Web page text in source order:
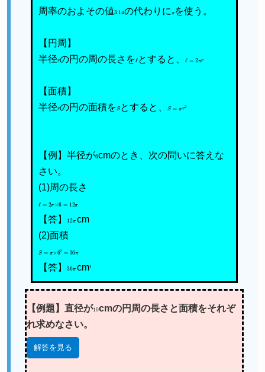
周率のおよその値3.14の代わりに を使う。
【円周】
半径 の円の周の長さをℓ とすると、ℓ= π
【面積】
半径 の円の面積をSとすると、S 2
【例】半径が6cmのとき、次の問いに答えな
さい。
(1)周の長さ
ℓ= π = π
【答】 12 πcm
(2)面積
S 2= 36π
【答】 36 πcm2
【例題】直径が10cmの円周の長さと面積をそれぞ
れ求めなさい。
解答を見る